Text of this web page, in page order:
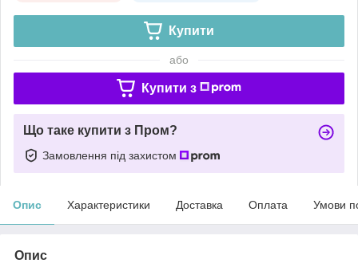
Купити
або
Купити з
Що таке купити з Пром?
Замовлення під захистом
Опис Характеристики Доставка Оплата Умови
Опис